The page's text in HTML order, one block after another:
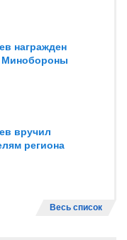
награжден
Минобороны
вручил
региона
Весь список